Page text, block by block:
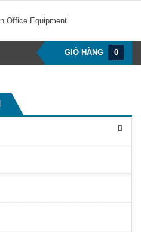
GIỎ HÀNG 0